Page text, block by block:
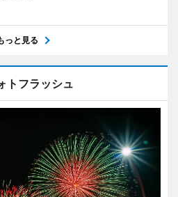
っと見る
トフラッシュ